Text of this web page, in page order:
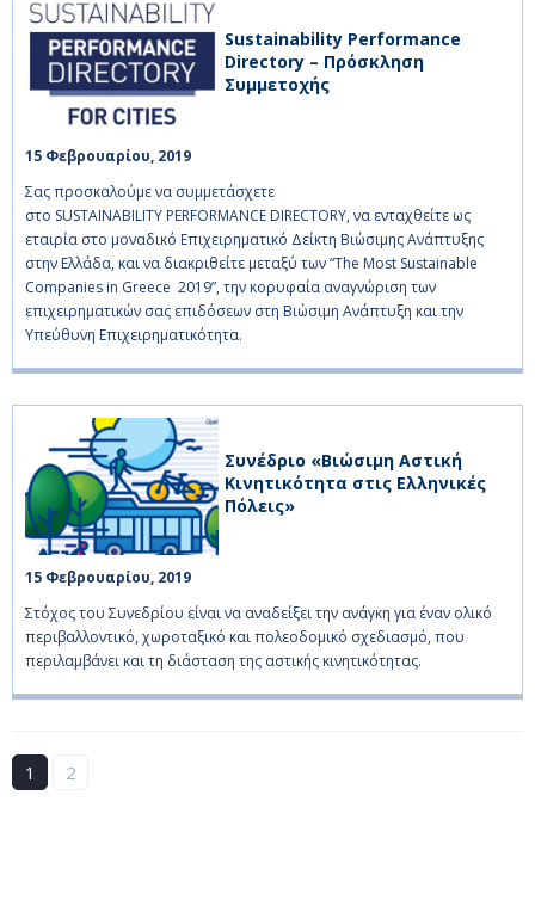
Sustainability Performance
Directory – Πρόσκληση
Συμμετοχής
15 Φεβρουαρίου, 2019
Σας προσκαλούμε να συμμετάσχετε
στο SUSTAINABILITY PERFORMANCE DIRECTORY, να ενταχθείτε ως
εταιρία στο μοναδικό Επιχειρηματικό Δείκτη Βιώσιμης Ανάπτυξης
στην Ελλάδα, και να διακριθείτε μεταξύ των “The Most Sustainable
Companies in Greece 2019”, την κορυφαία αναγνώριση των
επιχειρηματικών σας επιδόσεων στη Βιώσιμη Ανάπτυξη και την
Υπεύθυνη Επιχειρηματικότητα.
Συνέδριο «Βιώσιμη Αστική
Κινητικότητα στις Ελληνικές
Πόλεις»
15 Φεβρουαρίου, 2019
Στόχος του Συνεδρίου είναι να αναδείξει την ανάγκη για έναν ολικό
περιβαλλοντικό, χωροταξικό και πολεοδομικό σχεδιασμό, που
περιλαμβάνει και τη διάσταση της αστικής κινητικότητας.
1 2